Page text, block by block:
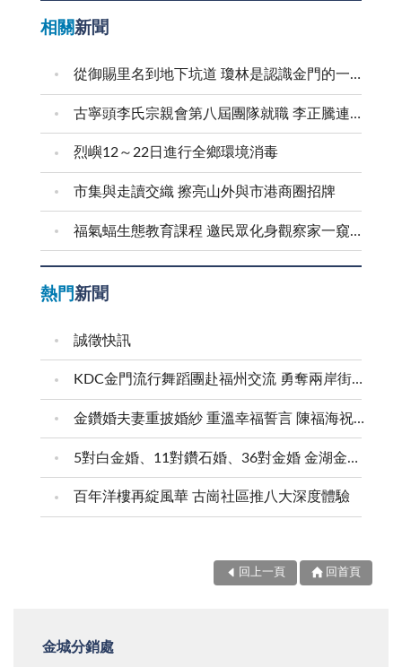
相關新聞
從御賜里名到地下坑道 瓊林是認識金門的一扇窗
古寧頭李氏宗親會第八屆團隊就職 李正騰連任理事長
烈嶼12～22日進行全鄉環境消毒
市集與走讀交織 擦亮山外與市港商圈招牌
福氣蝠生態教育課程 邀民眾化身觀察家一窺蝙蝠秘密
熱門新聞
誠徵快訊
KDC金門流行舞蹈團赴福州交流 勇奪兩岸街舞賽三等獎
金鑽婚夫妻重披婚紗 重溫幸福誓言 陳福海祝福牽手半世紀 情深相守成典範
5對白金婚、11對鑽石婚、36對金婚 金湖金沙夫妻共享榮耀時刻 陳福海表揚金鑽婚夫妻 向半世紀相守家庭典範致敬
百年洋樓再綻風華 古崗社區推八大深度體驗
回上一頁 回首頁
金城分銷處